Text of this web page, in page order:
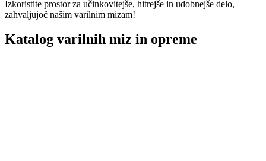
Izkoristite prostor za učinkovitejše, hitrejše in udobnejše delo,
zahvaljujoč našim varilnim mizam!
Katalog varilnih miz in opreme